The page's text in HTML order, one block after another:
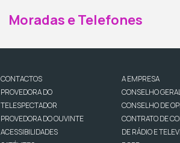
Moradas e Telefones
CONTACTOS
PROVEDORA DO
TELESPECTADOR
PROVEDORA DO OUVINTE
ACESSIBILIDADES
A EMPRESA
CONSELHO
CONSELHO DE
CONTRATO DE
DE RÁDIO E